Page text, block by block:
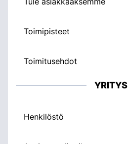
Toimipisteet
Toimitusehdot
YRITYS
Henkilöstö